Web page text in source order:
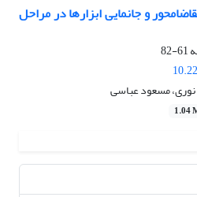
و جانمایی ابزارها در مراحل
61-82
نوری، مسعود عباسی
1.04